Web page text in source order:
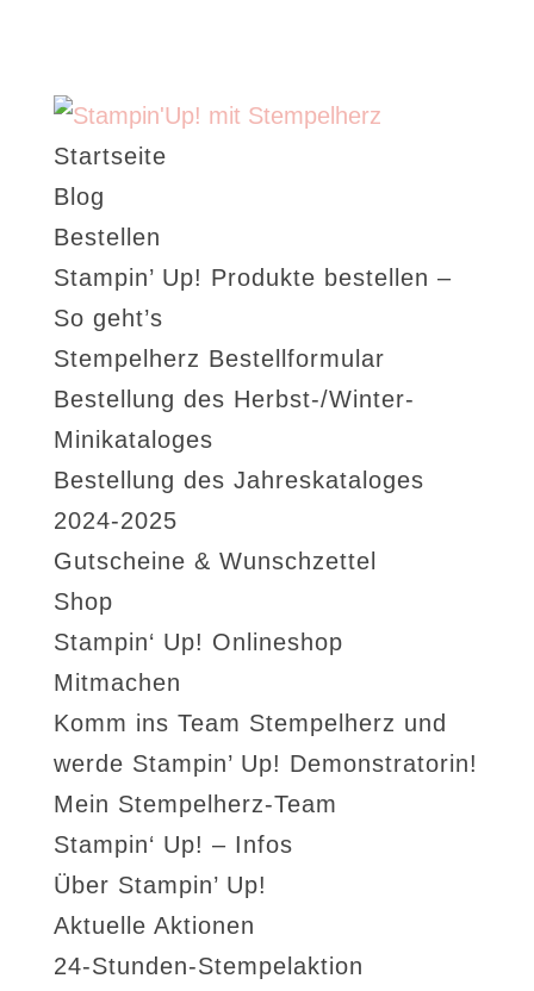
Startseite
Blog
Bestellen
Stampin’ Up! Produkte bestellen –
So geht’s
Stempelherz Bestellformular
Bestellung des Herbst-/Winter-
Minikataloges
Bestellung des Jahreskataloges
2024-2025
Gutscheine & Wunschzettel
Shop
Stampin‘ Up! Onlineshop
Mitmachen
Komm ins Team Stempelherz und
werde Stampin’ Up! Demonstratorin!
Mein Stempelherz-Team
Stampin‘ Up! – Infos
Über Stampin’ Up!
Aktuelle Aktionen
24-Stunden-Stempelaktion